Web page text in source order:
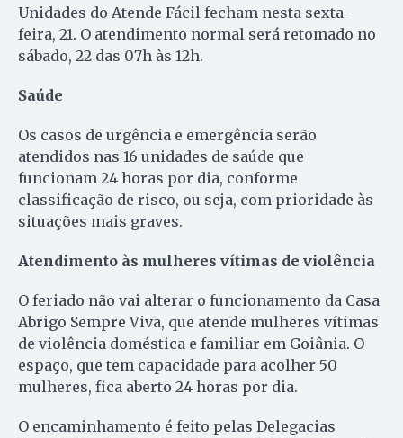
Unidades do Atende Fácil fecham nesta sexta-
feira, 21. O atendimento normal será retomado no
sábado, 22 das 07h às 12h.
Saúde
Os casos de urgência e emergência serão
atendidos nas 16 unidades de saúde que
funcionam 24 horas por dia, conforme
classificação de risco, ou seja, com prioridade às
situações mais graves.
Atendimento às mulheres vítimas de violência
O feriado não vai alterar o funcionamento da Casa
Abrigo Sempre Viva, que atende mulheres vítimas
de violência doméstica e familiar em Goiânia. O
espaço, que tem capacidade para acolher 50
mulheres, fica aberto 24 horas por dia.
O encaminhamento é feito pelas Delegacias